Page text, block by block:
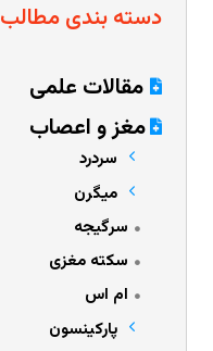
دسته بندی مطالب
مقالات علمی
مغز و اعصاب
سردرد
میگرن
سرگیجه
سکته مغزی
ام اس
پارکینسون